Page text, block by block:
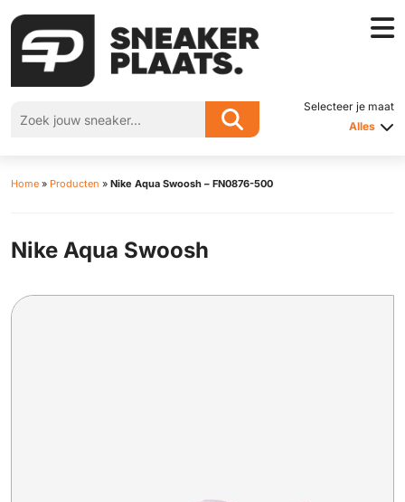
Selecteer je maat
Alles
Home » Producten » Nike Aqua Swoosh – FN0876-500
Nike Aqua Swoosh